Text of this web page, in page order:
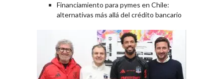
Financiamiento para pymes en Chile:
alternativas más allá del crédito bancario